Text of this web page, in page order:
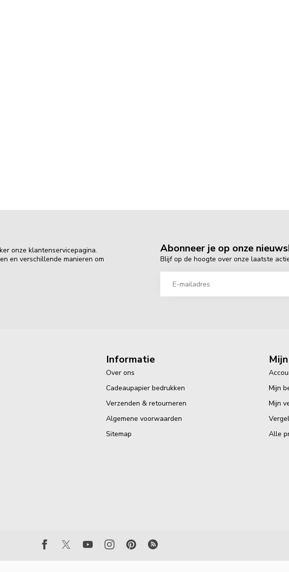
onze klantenservicepagina.
en verschillende manieren om
Abonneer je op onze
Blijf op de hoogte over onze laatste
Informatie
Over ons
Cadeaupapier bedrukken
Verzenden & retourneren
Algemene voorwaarden
Sitemap
Mijn
Mijn
Alle